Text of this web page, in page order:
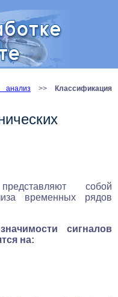
анализ >>
Классификация
собой
временных рядов
сигналов
на: